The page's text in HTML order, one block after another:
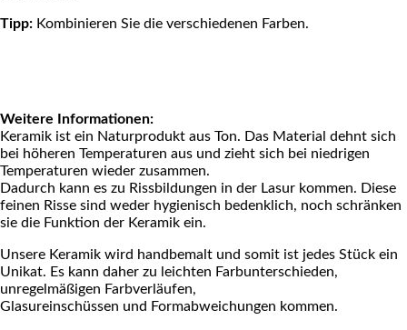
Tipp: Kombinieren Sie die verschiedenen Farben.
Weitere Informationen:
Keramik ist ein Naturprodukt aus Ton. Das Material dehnt sich
bei höheren Temperaturen aus und zieht sich bei niedrigen
Temperaturen wieder zusammen.
Dadurch kann es zu Rissbildungen in der Lasur kommen. Diese
feinen Risse sind weder hygienisch bedenklich, noch schränken
sie die Funktion der Keramik ein.
Unsere Keramik wird handbemalt und somit ist jedes Stück ein
Unikat. Es kann daher zu leichten Farbunterschieden,
unregelmäßigen Farbverläufen,
Glasureinschüssen und Formabweichungen kommen.